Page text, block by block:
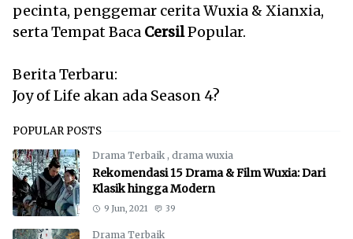
pecinta, penggemar cerita Wuxia & Xianxia,
serta Tempat Baca CersilPopular.
Berita Terbaru:
Joy of Life akan ada Season 4?
POPULAR POSTS
Drama Terbaik , drama wuxia
Rekomendasi 15 Drama & Film Wuxia: Dari
Klasik hingga Modern
9 Jun, 2021 39
Drama Terbaik